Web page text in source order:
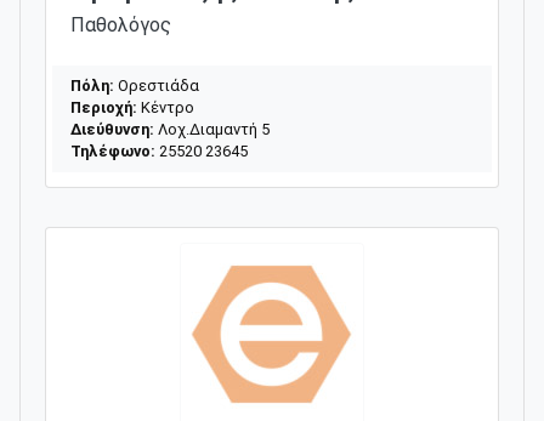
Παθολόγος
Πόλη: Ορεστιάδα
Περιοχή: Κέντρο
Διεύθυνση: Λοχ.Διαμαντή 5
Τηλέφωνο: 25520 23645